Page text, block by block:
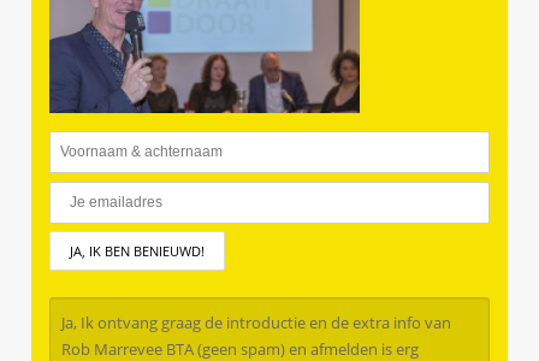
Ja, Ik ontvang graag de introductie en de extra info van
Rob Marrevee BTA (geen spam) en afmelden is erg